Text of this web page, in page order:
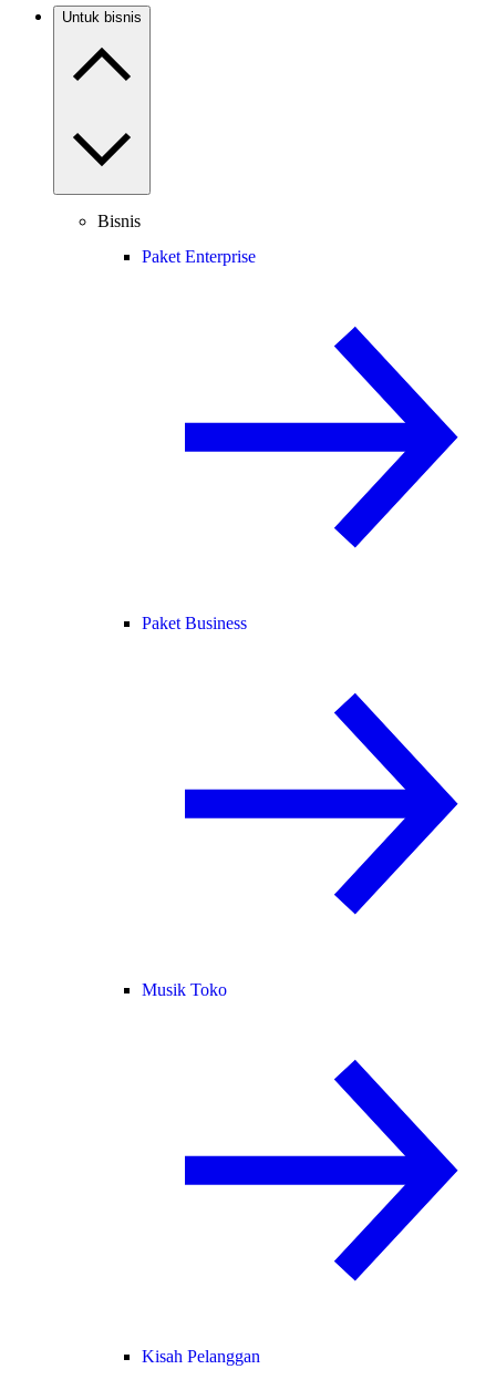
Untuk bisnis
Bisnis
Paket Enterprise
Paket Business
Musik Toko
Kisah Pelanggan